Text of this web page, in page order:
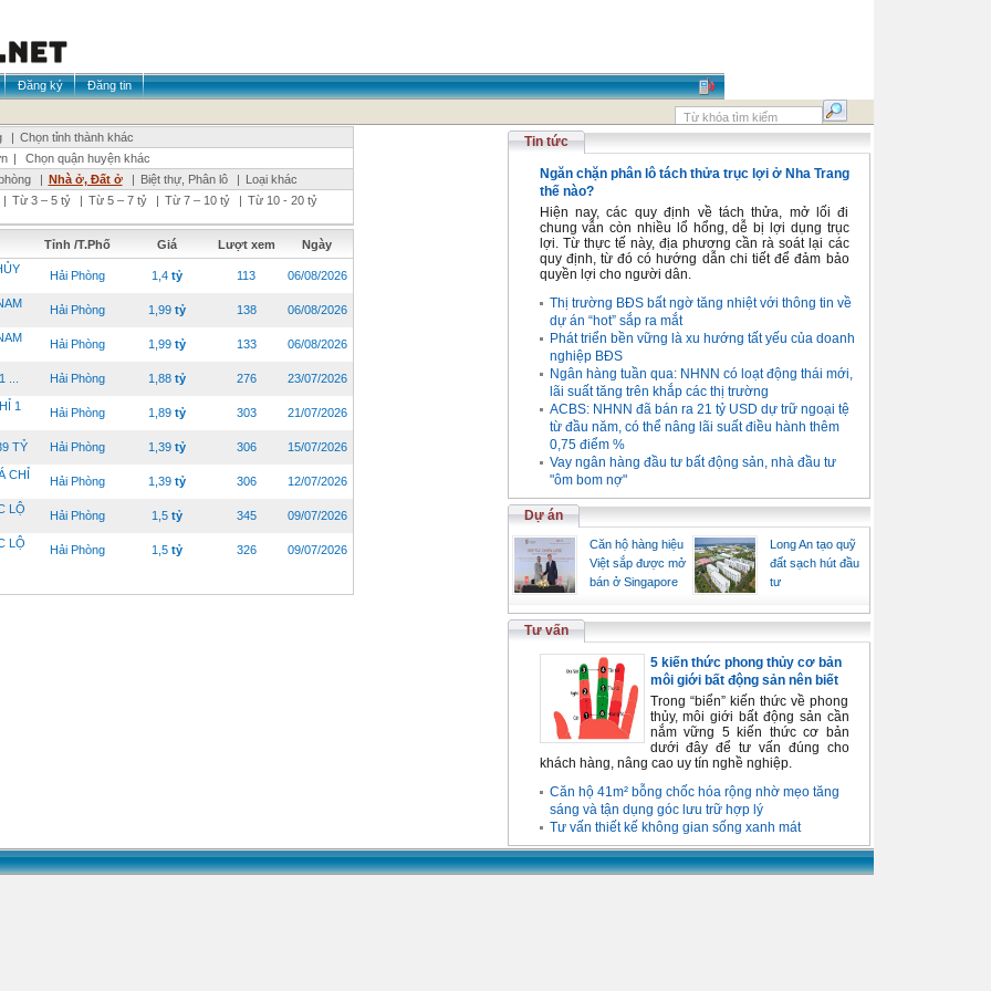
Đăng ký Đăng tin
| Chọn tỉnh thành khác
|
Chọn quận huyện khác
| Nhà ở, Đất ở | Biệt thự, Phân lô | Loại khác
| Từ 3 – 5 tỷ | Từ 5 – 7 tỷ | Từ 7 – 10 tỷ | Từ 10 - 20 tỷ
Tỉnh /T.Phố Giá Lượt xem
Ngày
Hải Phòng 1,4 tỷ 113 06/08/2026
Hải Phòng 1,99 tỷ 138 06/08/2026
Hải Phòng 1,99 tỷ 133 06/08/2026
Hải Phòng 1,88 tỷ 276 23/07/2026
1 Hải Phòng 1,89 tỷ 303 21/07/2026
TỶ Hải Phòng 1,39 tỷ 306 15/07/2026
CHỈ Hải Phòng 1,39 tỷ 306 12/07/2026
LỘ Hải Phòng 1,5 tỷ 345 09/07/2026
LỘ Hải Phòng 1,5 tỷ 326 09/07/2026
Tin tức
Ngăn chặn phân lô tách thửa trục lợi ở Nha Trang
thế nào?
Hiện nay, các quy định về tách thửa, mở lối đi
chung vẫn còn nhiều lổ hổng, dễ bị lợi dụng trục
lợi. Từ thực tế này, địa phương cần rà soát lại các
quy định, từ đó có hướng dẫn chi tiết để đảm bảo
quyền lợi cho người dân.
Thị trường BĐS bất ngờ tăng nhiệt với thông tin về
dự án “hot” sắp ra mắt
Phát triển bền vững là xu hướng tất yếu của doanh
nghiệp BĐS
Ngân hàng tuần qua: NHNN có loạt động thái mới,
lãi suất tăng trên khắp các thị trường
ACBS: NHNN đã bán ra 21 tỷ USD dự trữ ngoại tệ
từ đầu năm, có thể nâng lãi suất điều hành thêm
0,75 điểm %
Vay ngân hàng đầu tư bất động sản, nhà đầu tư
"ôm bom nợ"
Dự án
Căn hộ hàng hiệu
Việt sắp được mở
bán ở Singapore
Long An tạo quỹ
đất sạch hút đầu
tư
Tư vấn
5 kiến thức phong thủy cơ bản
môi giới bất động sản nên biết
Trong “biển” kiến thức về phong
thủy, môi giới bất động sản cần
nắm vững 5 kiến thức cơ bản
dưới đây để tư vấn đúng cho
khách hàng, nâng cao uy tín nghề nghiệp.
Căn hộ 41m² bỗng chốc hóa rộng nhờ mẹo tăng
sáng và tận dụng góc lưu trữ hợp lý
Tư vấn thiết kế không gian sống xanh mát